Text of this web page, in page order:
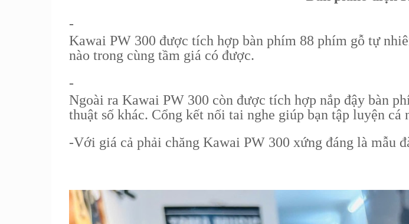
-
Kawai PW 300 được tích hợp bàn phím 88 phím gỗ tự
nào trong cùng tầm giá có được.
-
Ngoài ra Kawai PW 300 còn được tích hợp nắp đậy bàn
thuật số khác. Cổng kết nối tai nghe giúp bạn tập luyện
-Với giá cả phải chăng Kawai PW 300 xứng đáng là mẫu